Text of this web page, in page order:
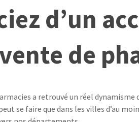
d’un
de
a retrouvé un réel
se faire que dans les villes d’au